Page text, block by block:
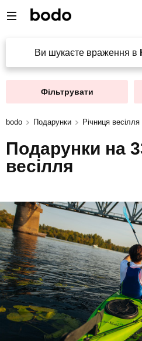
Ви шукаєте враження в
Фільтрувати
bodo Подарунки Річниця весілля
Подарунки на
весілля